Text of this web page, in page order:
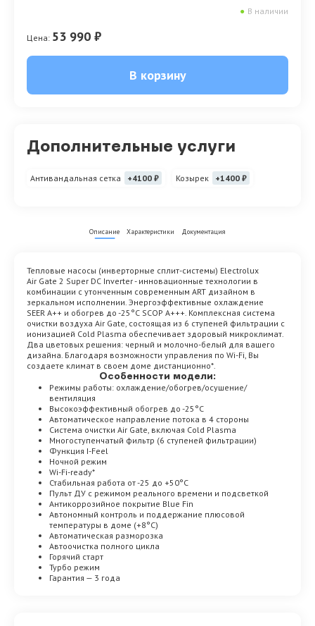
● В наличии
Цена: 53 990 ₽
В корзину
Дополнительные услуги
Антивандальная сетка +4100 ₽ Козырек +1400 ₽
Описание Характеристики Документация
Тепловые насосы (инверторные сплит-системы) Electrolux
Air Gate 2 Super DC Inverter - инновационные технологии в
комбинации с утонченным современным ART дизайном в
зеркальном исполнении. Энергоэффективные охлаждение
SEER A++ и обогрев до -25°С SCOP A+++. Комплексная система
очистки воздуха Air Gate, состоящая из 6 ступеней фильтрации с
ионизацией Cold Plasma обеспечивает здоровый микроклимат.
Два цветовых решения: черный и молочно-белый для вашего
дизайна. Благодаря возможности управления по Wi-Fi, Вы
создаете климат в своем доме дистанционно*.
Особенности модели:
Режимы работы: охлаждение/обогрев/осушение/
вентиляция
Высокоэффективный обогрев до -25°С
Автоматическое направление потока в 4 стороны
Система очистки Air Gate, включая Cold Plasma
Многоступенчатый фильтр (6 ступеней фильтрации)
Функция I-Feel
Ночной режим
Wi-Fi-ready*
Стабильная работа от -25 до +50°C
Пульт ДУ с режимом реального времени и подсветкой
Антикоррозийное покрытие Blue Fin
Автономный контроль и поддержание плюсовой
температуры в доме (+8°C)
Автоматическая разморозка
Автоочистка полного цикла
Горячий старт
Турбо режим
Гарантия — 3 года